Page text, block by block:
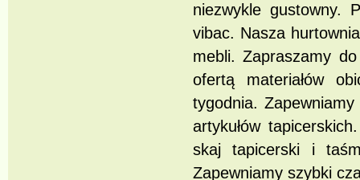
niezwykle gustowny.
vibac. Nasza
mebli. Zapraszamy
ofertą materiałów
tygodnia.
artykułów
skaj tapicerski i
Zapewniamy szybki